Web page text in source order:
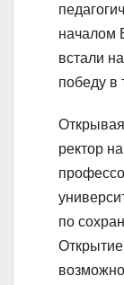
началом
встали
победу в
ректор
по